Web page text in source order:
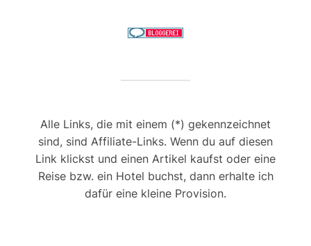
Alle Links, die mit einem (*) gekennzeichnet
sind, sind Affiliate-Links. Wenn du auf diesen
Link klickst und einen Artikel kaufst oder eine
Reise bzw. ein Hotel buchst, dann erhalte ich
dafür eine kleine Provision.